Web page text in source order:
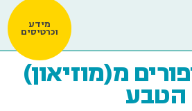
מידע
וכרטיסים
מ(מוזיאון)
הטבע